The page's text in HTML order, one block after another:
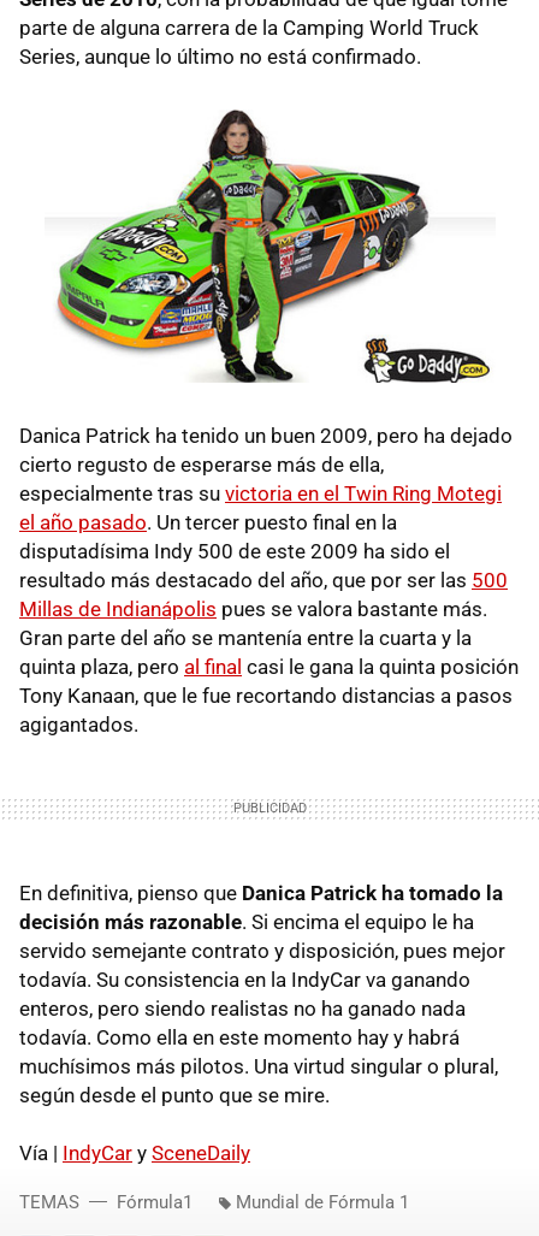
parte de alguna carrera de la Camping World Truck
Series, aunque lo último no está confirmado.
Danica Patrick ha tenido un buen 2009, pero ha dejado
cierto regusto de esperarse más de ella,
especialmente tras su victoria en el Twin Ring Motegi
el año pasado. Un tercer puesto final en la
disputadísima Indy 500 de este 2009 ha sido el
resultado más destacado del año, que por ser las 500
Millas de Indianápolis pues se valora bastante más.
Gran parte del año se mantenía entre la cuarta y la
quinta plaza, pero al final casi le gana la quinta posición
Tony Kanaan, que le fue recortando distancias a pasos
agigantados.
En definitiva, pienso que Danica Patrick ha tomado la
decisión más razonable. Si encima el equipo le ha
servido semejante contrato y disposición, pues mejor
todavía. Su consistencia en la IndyCar va ganando
enteros, pero siendo realistas no ha ganado nada
todavía. Como ella en este momento hay y habrá
muchísimos más pilotos. Una virtud singular o plural,
según desde el punto que se mire.
Vía | IndyCar y SceneDaily
TEMAS Fórmula1 Mundial de Fórmula 1